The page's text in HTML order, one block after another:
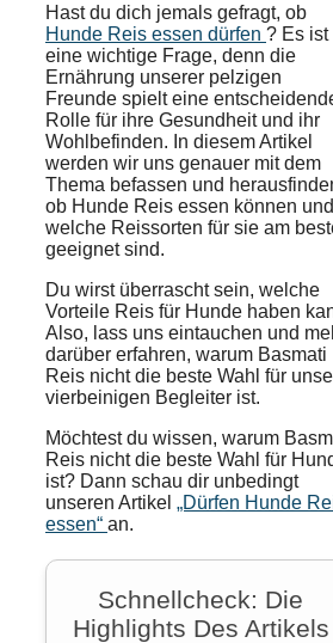
Hast du dich jemals gefragt, ob
Hunde Reis essen dürfen ? Es ist
eine wichtige Frage, denn die
Ernährung unserer pelzigen
Freunde spielt eine
Rolle für ihre Gesundheit und ihr
Wohlbefinden. In diesem Artikel
werden wir uns genauer mit dem
Thema befassen und
ob Hunde Reis essen können und
welche Reissorten für sie am
geeignet sind.
Du wirst überrascht sein, welche
Vorteile Reis für Hunde haben
Also, lass uns eintauchen und
darüber erfahren, warum Basmati
Reis nicht die beste Wahl für
vierbeinigen Begleiter ist.
Möchtest du wissen, warum
Reis nicht die beste Wahl für
ist? Dann schau dir unbedingt
unseren Artikel „Dürfen Hunde
essen“ an.
Schnellcheck: Die
Highlights Des Artikels